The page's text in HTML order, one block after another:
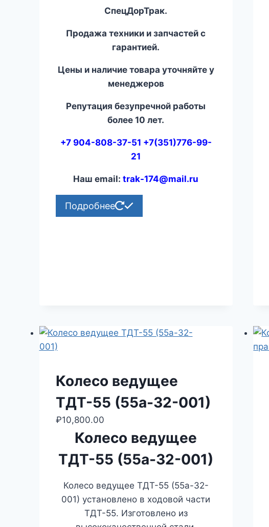
СпецДорТрак.
Продажа техники и запчастей с
гарантией.
Цены и наличие товара уточняйте у
менеджеров
Репутация безупречной работы
более 10 лет.
+7 904-808-37-51 +7(351)776-99-
21
Наш email:trak-174@mail.ru
Подробнее
Колесо ведущее
ТДТ-55 (55а-32-001)
₽10,800.00
Колесо ведущее
ТДТ-55 (55а-32-001)
Колесо ведущее ТДТ-55 (55а-32-
001) установлено в ходовой части
ТДТ-55. Изготовлено из